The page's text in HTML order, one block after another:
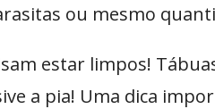
ou mesmo
estar limpos!
a pia! Uma dica